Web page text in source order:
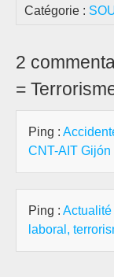
Catégorie :
2
=
Ping :
CNT-AIT Gijón
Ping :
laboral,